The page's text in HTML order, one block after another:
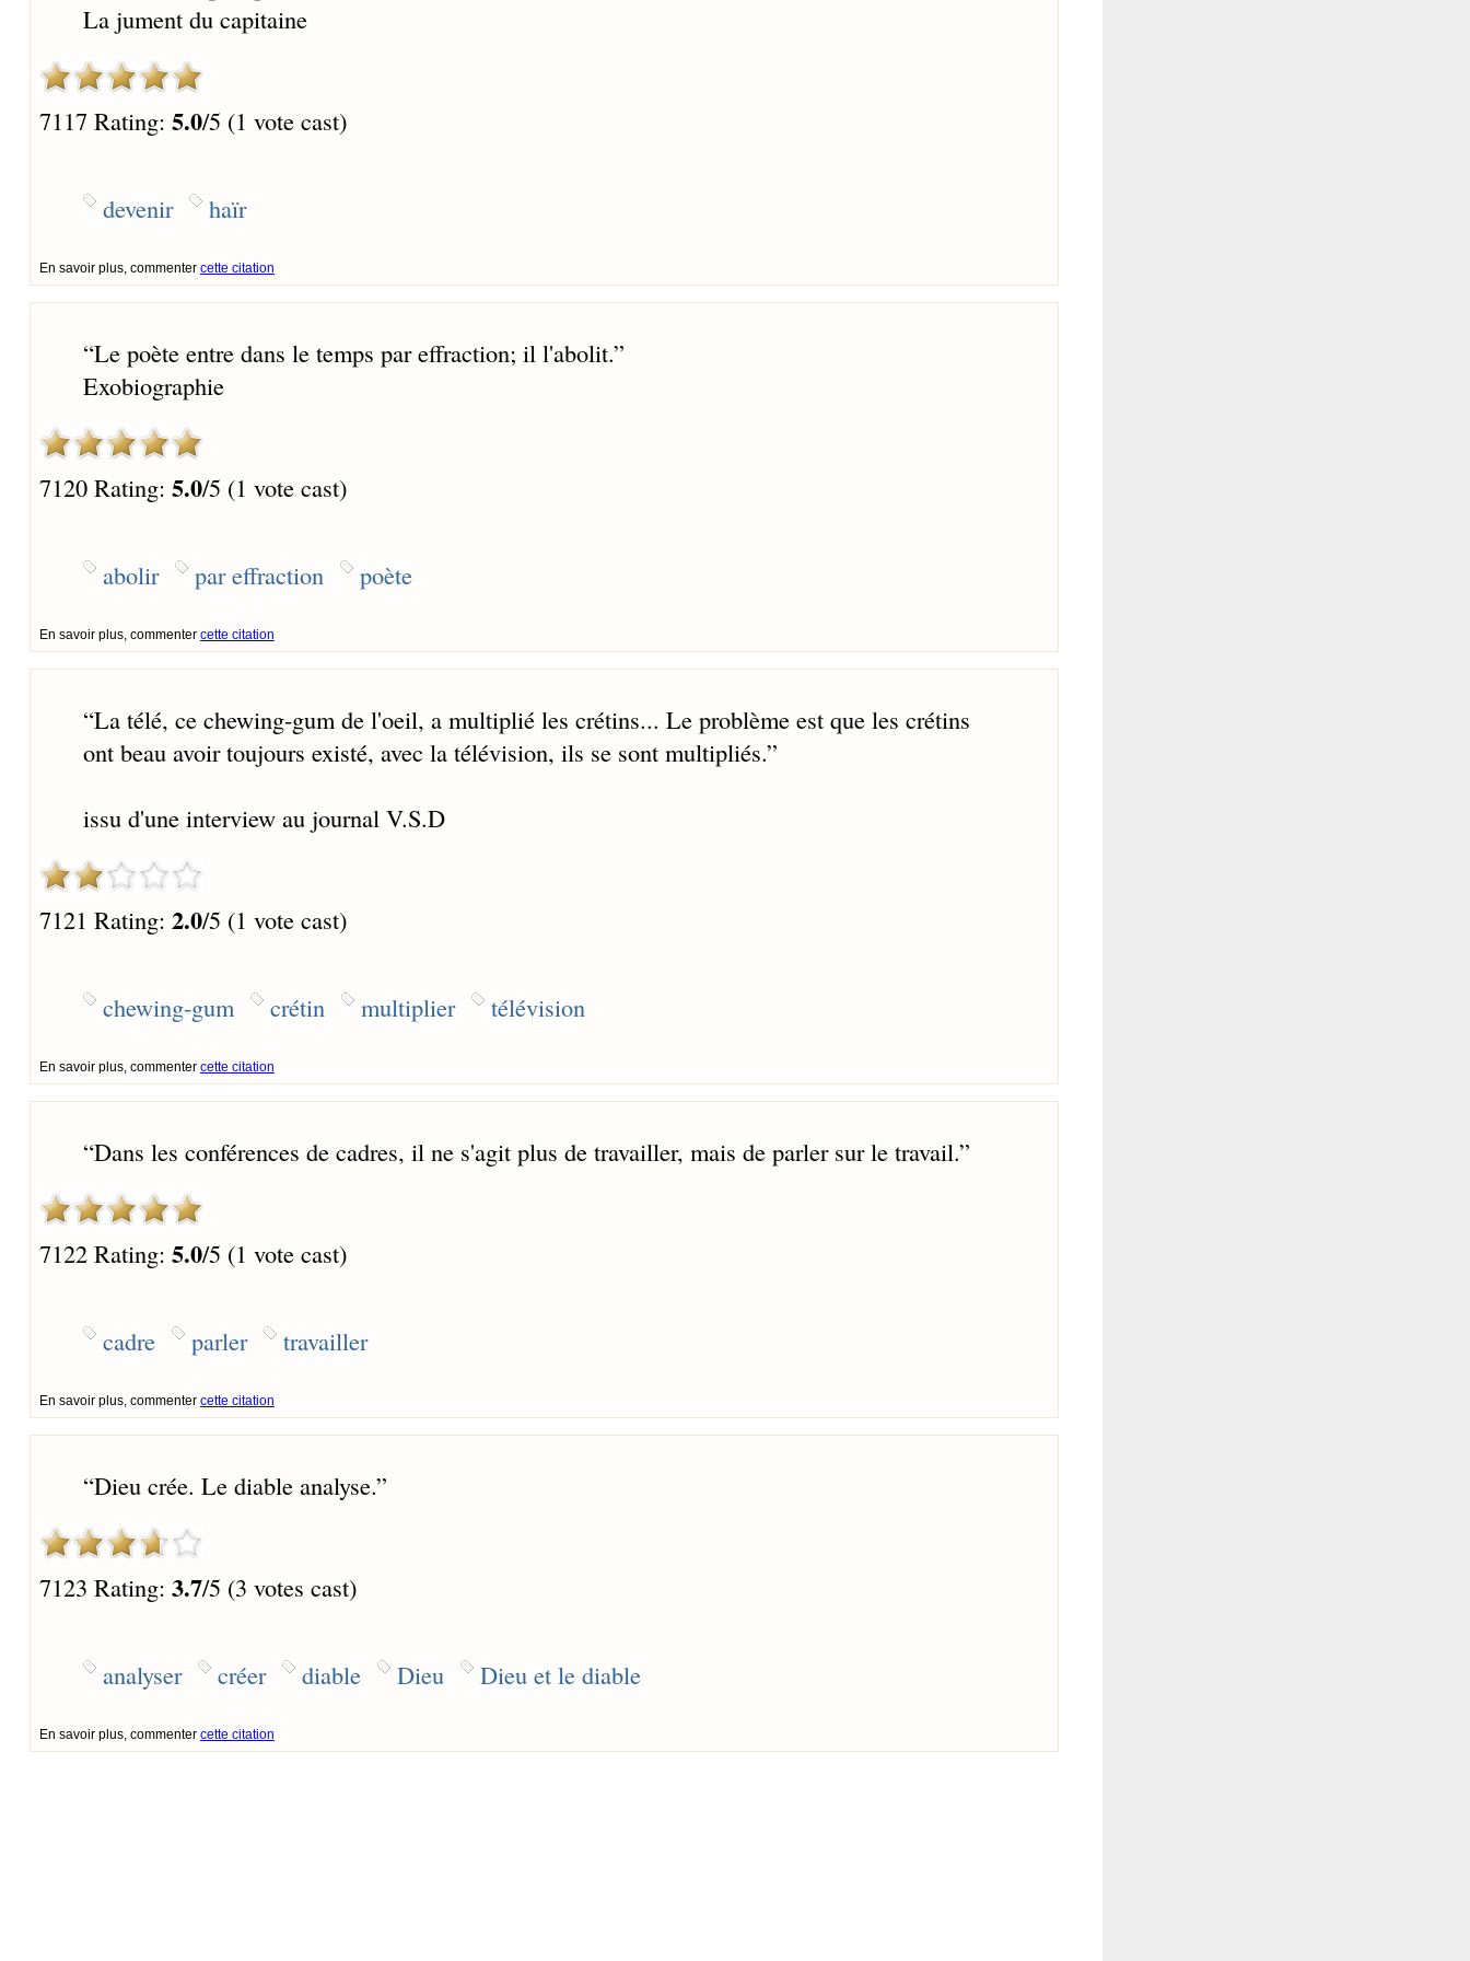
La jument du capitaine
7117 Rating: 5.0/5 (1 vote cast)
devenir haïr
En savoir plus, commenter cette citation
“Le poète entre dans le temps par effraction; il l'abolit.”
Exobiographie
7120 Rating: 5.0/5 (1 vote cast)
abolir par effraction poète
En savoir plus, commenter cette citation
“La télé, ce chewing-gum de l'oeil, a multiplié les crétins... Le problème est que les crétins
ont beau avoir toujours existé, avec la télévision, ils se sont multipliés.”
issu d'une interview au journal V.S.D
7121 Rating: 2.0/5 (1 vote cast)
chewing-gum crétin multiplier télévision
En savoir plus, commenter cette citation
“Dans les conférences de cadres, il ne s'agit plus de travailler, mais de parler sur le travail.”
7122 Rating: 5.0/5 (1 vote cast)
cadre parler travailler
En savoir plus, commenter cette citation
“Dieu crée. Le diable analyse.”
7123 Rating: 3.7/5 (3 votes cast)
analyser créer diable Dieu Dieu et le diable
En savoir plus, commenter cette citation